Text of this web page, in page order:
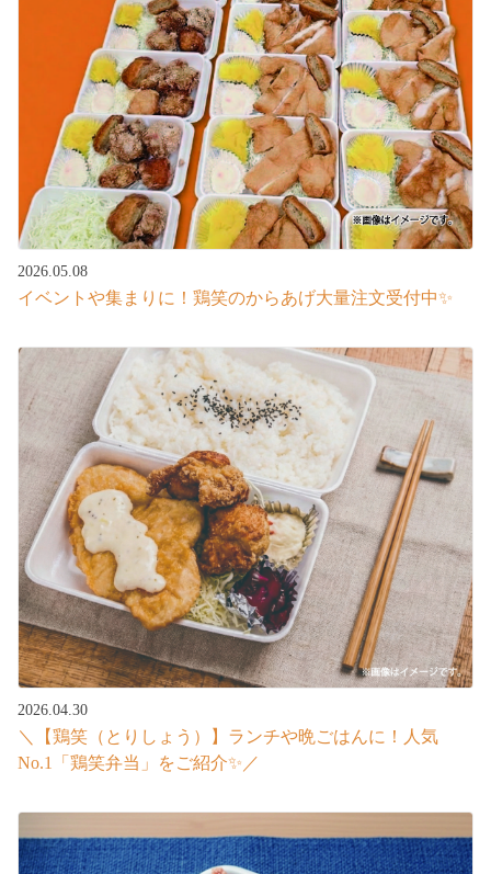
2026.05.08
イベントや集まりに！鶏笑のからあげ大量注文受付中✨
2026.04.30
＼【鶏笑（とりしょう）】ランチや晩ごはんに！人気
No.1「鶏笑弁当」をご紹介✨／